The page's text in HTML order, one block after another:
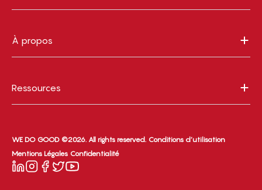
À propos
Ressources
WE DO GOOD ©2026. All rights reserved. Conditions d’utilisation
Mentions Légales Confidentialité